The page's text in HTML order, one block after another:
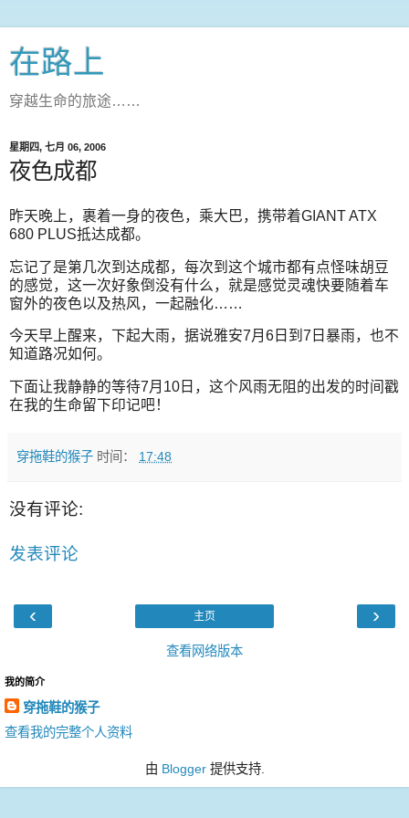
在路上
穿越生命的旅途……
星期四, 七月 06, 2006
夜色成都
昨天晚上，裹着一身的夜色，乘大巴，携带着GIANT ATX
680 PLUS抵达成都。
忘记了是第几次到达成都，每次到这个城市都有点怪味胡豆
的感觉，这一次好象倒没有什么，就是感觉灵魂快要随着车
窗外的夜色以及热风，一起融化……
今天早上醒来，下起大雨，据说雅安7月6日到7日暴雨，也不
知道路况如何。
下面让我静静的等待7月10日，这个风雨无阻的出发的时间戳
在我的生命留下印记吧！
穿拖鞋的猴子 时间： 17:48
没有评论:
发表评论
‹ ›
主页
查看网络版本
我的简介
穿拖鞋的猴子
查看我的完整个人资料
由 Blogger提供支持.